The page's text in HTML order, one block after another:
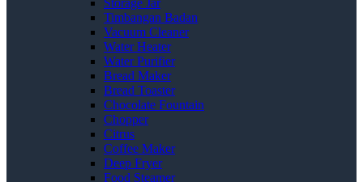
Storage Jar
Timbangan Badan
Vacuum Cleaner
Water Heater
Water Purifier
Bread Maker
Bread Toaster
Chocolate Fountain
Chopper
Citrus
Coffee Maker
Deep Fryer
Food Steamer